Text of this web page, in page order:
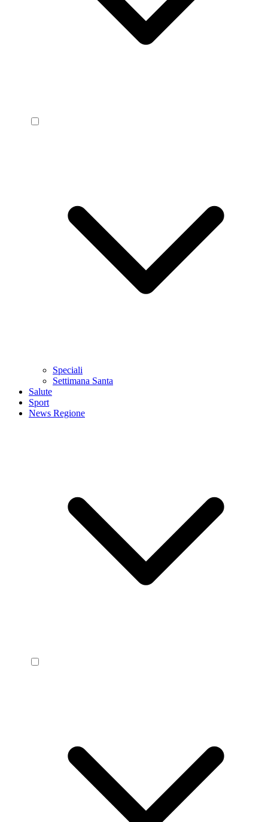
Speciali
Settimana Santa
Salute
Sport
News Regione